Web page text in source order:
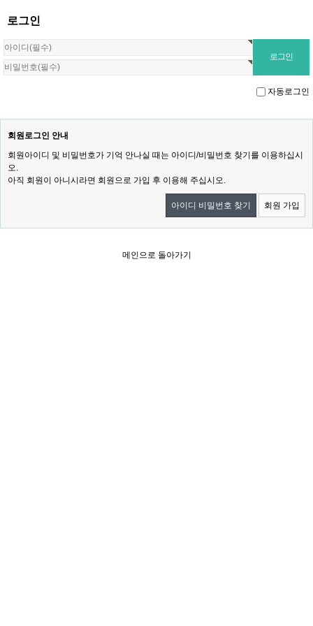
로그인
자동로그인
회원로그인 안내
회원아이디 및 비밀번호가 기억 안나실 때는 아이디/비밀번호 찾기를 이용하십시
오.
아직 회원이 아니시라면 회원으로 가입 후 이용해 주십시오.
아이디 비밀번호 찾기 회원 가입
메인으로 돌아가기